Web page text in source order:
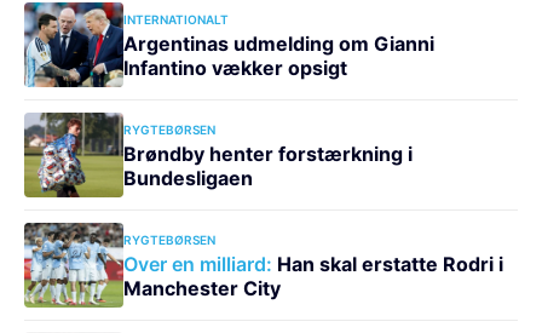
INTERNATIONALT
Argentinas udmelding om Gianni
Infantino vækker opsigt
RYGTEBØRSEN
Brøndby henter forstærkning i
Bundesligaen
RYGTEBØRSEN
Over en milliard: Han skal erstatte Rodri i
Manchester City